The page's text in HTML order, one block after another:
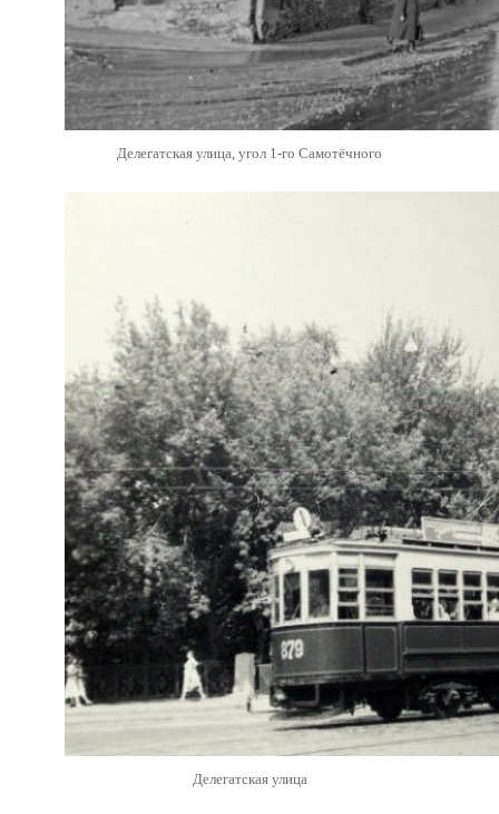
Делегатская улица, угол 1-го Самотёчного
Делегатская улица